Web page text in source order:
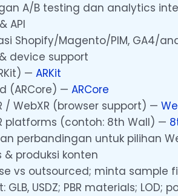
A/B testing dan analytics
API
Shopify/Magento/PIM, GA4/
device support
— ARKit
(ARCore) — ARCore
/ WebXR (browser support) —
platforms (contoh: 8th Wall) —
perbandingan untuk pilihan
& produksi konten
vs outsourced; minta sample
GLB, USDZ; PBR materials;